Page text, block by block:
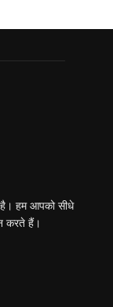
हम आपको सीधे
करते हैं।